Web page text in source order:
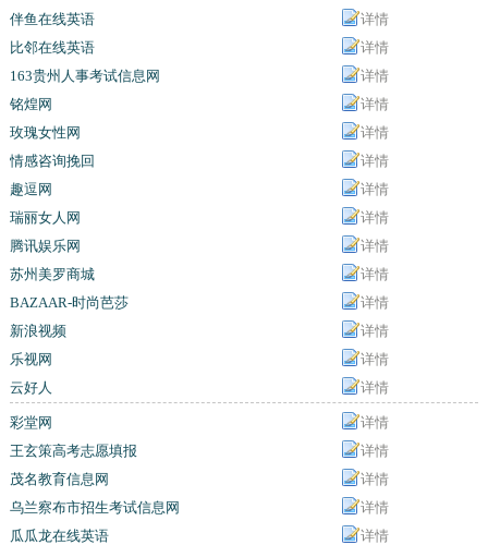
伴鱼在线英语
详情
比邻在线英语
详情
163贵州人事考试信息网
详情
铭煌网
详情
玫瑰女性网
详情
情感咨询挽回
详情
趣逗网
详情
瑞丽女人网
详情
腾讯娱乐网
详情
苏州美罗商城
详情
BAZAAR-时尚芭莎
详情
新浪视频
详情
乐视网
详情
云好人
详情
彩堂网
详情
王玄策高考志愿填报
详情
茂名教育信息网
详情
乌兰察布市招生考试信息网
详情
瓜瓜龙在线英语
详情